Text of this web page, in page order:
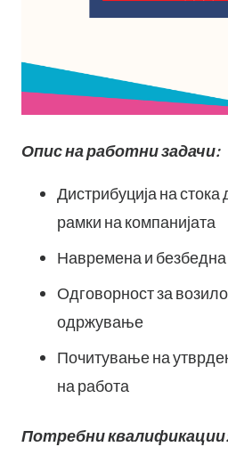
Опис на работни задачи:
Дистрибуција на стока
рамки на компанијата
Навремена и
Одговорност за
одржување
Почитување на
на работа
Потребни